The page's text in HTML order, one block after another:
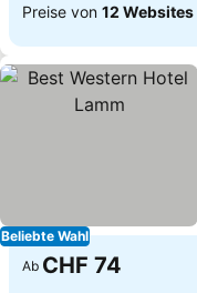
Preise von 12 Websites
Beliebte Wahl
Ab CHF 74